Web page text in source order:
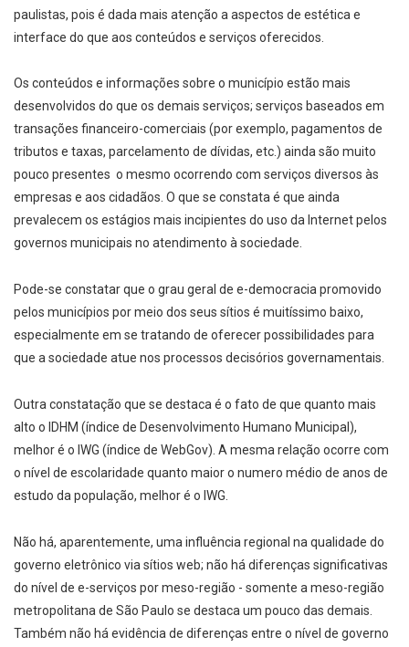
paulistas, pois é dada mais atenção a aspectos de estética e
interface do que aos conteúdos e serviços oferecidos.
Os conteúdos e informações sobre o município estão mais
desenvolvidos do que os demais serviços; serviços baseados em
transações financeiro-­comerciais (por exemplo, pagamentos de
tributos e taxas, parcelamento de dívidas, etc.) ainda são muito
pouco presentes ­ o mesmo ocorrendo com serviços diversos às
empresas e aos cidadãos. O que se constata é que ainda
prevalecem os estágios mais incipientes do uso da Internet pelos
governos municipais no atendimento à sociedade.
Pode­-se constatar que o grau geral de e-­democracia promovido
pelos municípios por meio dos seus sítios é muitíssimo baixo,
especialmente em se tratando de oferecer possibilidades para
que a sociedade atue nos processos decisórios governamentais.
Outra constatação que se destaca é o fato de que quanto mais
alto o IDHM (índice de Desenvolvimento Humano Municipal),
melhor é o IWG (índice de Web­Gov). A mesma relação ocorre com
o nível de escolaridade ­quanto maior o numero médio de anos de
estudo da população, melhor é o IWG.
Não há, aparentemente, uma influência regional na qualidade do
governo eletrônico via sítios web; não há diferenças significativas
do nível de e-­serviços por meso-­região ­- somente a meso­-região
metropolitana de São Paulo se destaca um pouco das demais.
Também não há evidência de diferenças entre o nível de governo